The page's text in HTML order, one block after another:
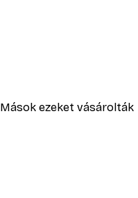
Mások ezeket vásárolták